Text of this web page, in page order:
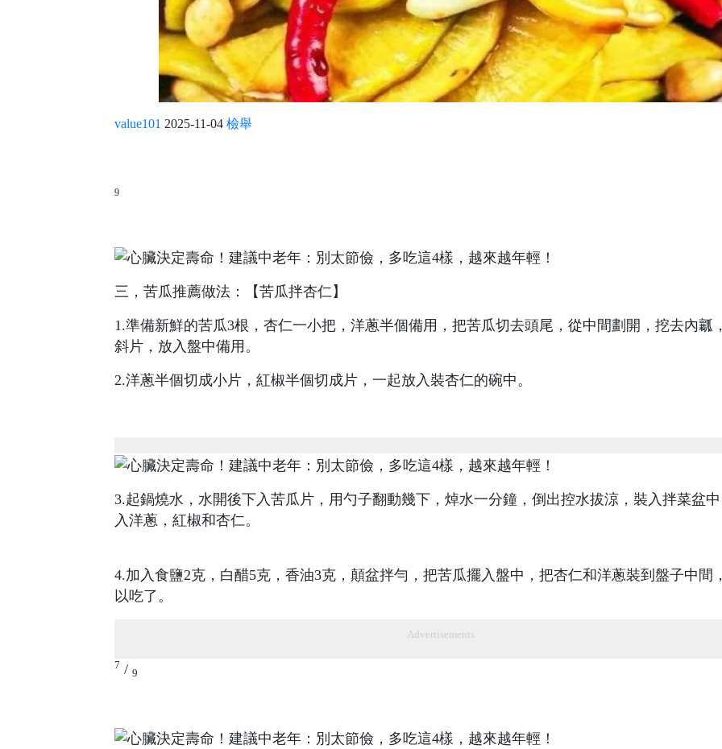
value101 2025-11-04 檢舉
9
三，苦瓜推薦做法：【苦瓜拌杏仁】
1.準備新鮮的苦瓜3根，杏仁一小把，洋蔥半個備用，把苦瓜切去頭尾，從中間劃開，挖去內瓤
斜片，放入盤中備用。
2.洋蔥半個切成小片，紅椒半個切成片，一起放入裝杏仁的碗中。
3.起鍋燒水，水開後下入苦瓜片，用勺子翻動幾下，焯水一分鐘，倒出控水拔涼，裝入拌菜盆
入洋蔥，紅椒和杏仁。
4.加入食鹽2克，白醋5克，香油3克，顛盆拌勻，把苦瓜擺入盤中，把杏仁和洋蔥裝到盤子中間
以吃了。
Advertisements
7 / 9